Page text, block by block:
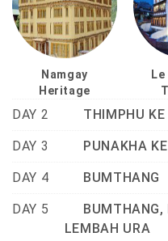
Namgay
Heritage
DAY 2 THIMPHU KE
DAY 3 PUNAKHA KE
DAY 4 BUMTHANG
DAY 5
BUMTHANG,
LEMBAH URA